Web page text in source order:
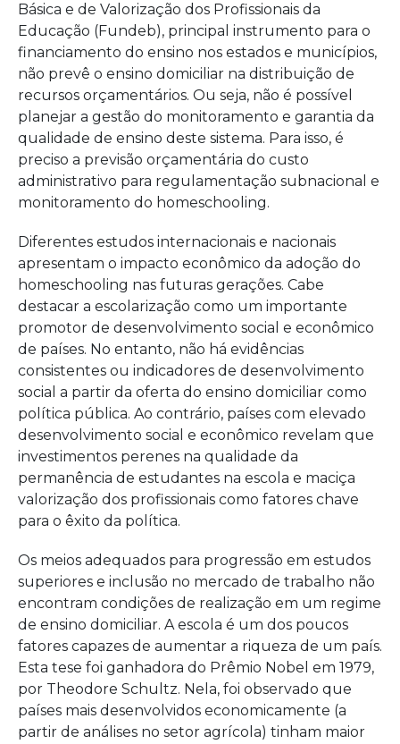
Básica e de Valorização dos Profissionais da
Educação (Fundeb), principal instrumento para o
financiamento do ensino nos estados e municípios,
não prevê o ensino domiciliar na distribuição de
recursos orçamentários. Ou seja, não é possível
planejar a gestão do monitoramento e garantia da
qualidade de ensino deste sistema. Para isso, é
preciso a previsão orçamentária do custo
administrativo para regulamentação subnacional e
monitoramento do homeschooling.
Diferentes estudos internacionais e nacionais
apresentam o impacto econômico da adoção do
homeschooling nas futuras gerações. Cabe
destacar a escolarização como um importante
promotor de desenvolvimento social e econômico
de países. No entanto, não há evidências
consistentes ou indicadores de desenvolvimento
social a partir da oferta do ensino domiciliar como
política pública. Ao contrário, países com elevado
desenvolvimento social e econômico revelam que
investimentos perenes na qualidade da
permanência de estudantes na escola e maciça
valorização dos profissionais como fatores chave
para o êxito da política.
Os meios adequados para progressão em estudos
superiores e inclusão no mercado de trabalho não
encontram condições de realização em um regime
de ensino domiciliar. A escola é um dos poucos
fatores capazes de aumentar a riqueza de um país.
Esta tese foi ganhadora do Prêmio Nobel em 1979,
por Theodore Schultz. Nela, foi observado que
países mais desenvolvidos economicamente (a
partir de análises no setor agrícola) tinham maior